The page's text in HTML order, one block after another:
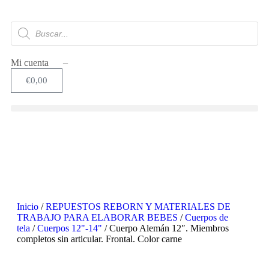
Mi cuenta –
€0,00
Inicio /REPUESTOS REBORN Y MATERIALES DE
TRABAJO PARA ELABORAR BEBES /Cuerpos de
tela /Cuerpos 12"-14" / Cuerpo Alemán 12″. Miembros
completos sin articular. Frontal. Color carne